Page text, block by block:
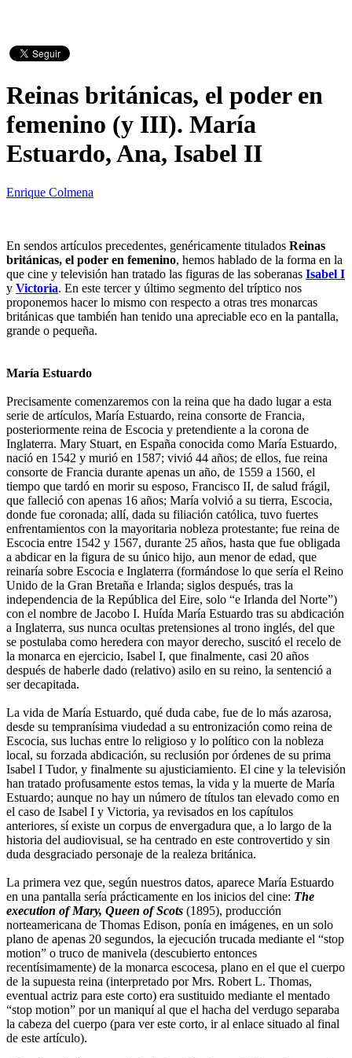
Reinas británicas, el poder en
femenino (y III). María
Estuardo, Ana, Isabel II
Enrique Colmena
En sendos artículos precedentes, genéricamente titulados Reinas
británicas, el poder en femenino, hemos hablado de la forma en la
que cine y televisión han tratado las figuras de las soberanas Isabel I
y Victoria. En este tercer y último segmento del tríptico nos
proponemos hacer lo mismo con respecto a otras tres monarcas
británicas que también han tenido una apreciable eco en la pantalla,
grande o pequeña.
María Estuardo
Precisamente comenzaremos con la reina que ha dado lugar a esta
serie de artículos, María Estuardo, reina consorte de Francia,
posteriormente reina de Escocia y pretendiente a la corona de
Inglaterra. Mary Stuart, en España conocida como María Estuardo,
nació en 1542 y murió en 1587; vivió 44 años; de ellos, fue reina
consorte de Francia durante apenas un año, de 1559 a 1560, el
tiempo que tardó en morir su esposo, Francisco II, de salud frágil,
que falleció con apenas 16 años; María volvió a su tierra, Escocia,
donde fue coronada; allí, dada su filiación católica, tuvo fuertes
enfrentamientos con la mayoritaria nobleza protestante; fue reina de
Escocia entre 1542 y 1567, durante 25 años, hasta que fue obligada
a abdicar en la figura de su único hijo, aun menor de edad, que
reinaría sobre Escocia e Inglaterra (formándose lo que sería el Reino
Unido de la Gran Bretaña e Irlanda; siglos después, tras la
independencia de la República del Eire, solo “e Irlanda del Norte”)
con el nombre de Jacobo I. Huída María Estuardo tras su abdicación
a Inglaterra, sus nunca ocultas pretensiones al trono inglés, del que
se postulaba como heredera con mayor derecho, suscitó el recelo de
la monarca en ejercicio, Isabel I, que finalmente, casi 20 años
después de haberle dado (relativo) asilo en su reino, la sentenció a
ser decapitada.
La vida de María Estuardo, qué duda cabe, fue de lo más azarosa,
desde su tempranísima viudedad a su entronización como reina de
Escocia, sus luchas entre lo religioso y lo político con la nobleza
local, su forzada abdicación, su reclusión por órdenes de su prima
Isabel I Tudor, y finalmente su ajusticiamiento. El cine y la televisión
han tratado profusamente estos temas, la vida y la muerte de María
Estuardo; aunque no hay un número de títulos tan elevado como en
el caso de Isabel I y Victoria, ya revisados en los capítulos
anteriores, sí existe un corpus de envergadura que, a lo largo de la
historia del audiovisual, se ha centrado en este controvertido y sin
duda desgraciado personaje de la realeza británica.
La primera vez que, según nuestros datos, aparece María Estuardo
en una pantalla sería prácticamente en los inicios del cine: The
execution of Mary, Queen of Scots (1895), producción
norteamericana de Thomas Edison, ponía en imágenes, en un solo
plano de apenas 20 segundos, la ejecución trucada mediante el “stop
motion” o truco de manivela (descubierto entonces
recentísimamente) de la monarca escocesa, plano en el que el cuerpo
de la supuesta reina (interpretado por Mrs. Robert L. Thomas,
eventual actriz para este corto) era sustituido mediante el mentado
“stop motion” por un maniquí al que el hacha del verdugo separaba
la cabeza del cuerpo (para ver este corto, ir al enlace situado al final
de este artículo).